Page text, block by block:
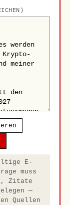
E-
muss
Zitate
—
Quellen